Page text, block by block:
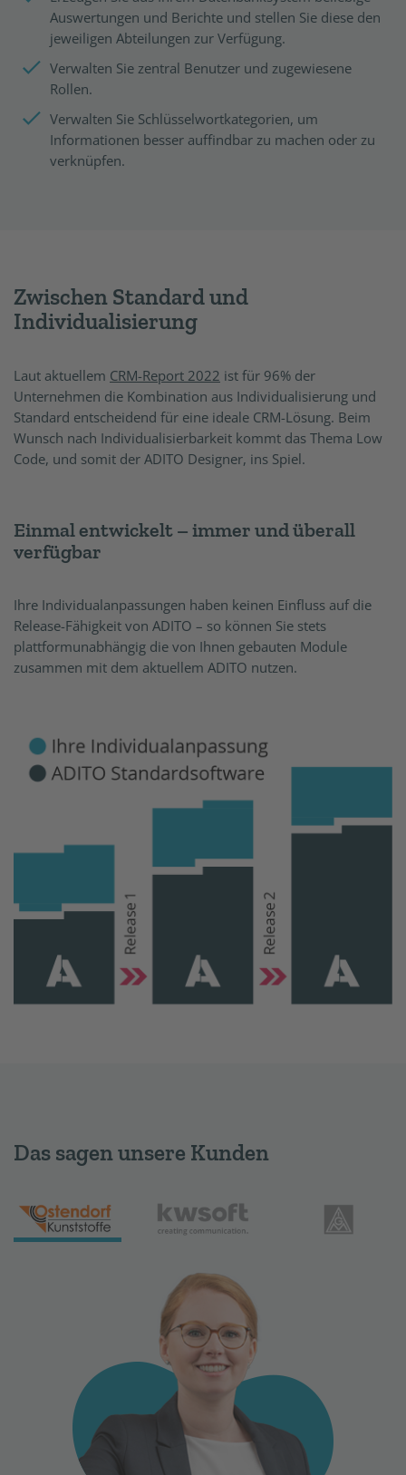
Auswertungen und Berichte und stellen Sie diese den
jeweiligen Abteilungen zur Verfügung.
Verwalten Sie zentral Benutzer und zugewiesene
Rollen.
Verwalten Sie Schlüsselwortkategorien, um
Informationen besser auffindbar zu machen oder zu
verknüpfen.
Zwischen Standard und
Individualisierung
Laut aktuellem CRM-Report 2022 ist für 96% der
Unternehmen die Kombination aus Individualisierung und
Standard entscheidend für eine ideale CRM-Lösung. Beim
Wunsch nach Individualisierbarkeit kommt das Thema Low
Code, und somit der ADITO Designer, ins Spiel.
Einmal entwickelt – immer und überall
verfügbar
Ihre Individualanpassungen haben keinen Einfluss auf die
Release-Fähigkeit von ADITO – so können Sie stets
plattformunabhängig die von Ihnen gebauten Module
zusammen mit dem aktuellem ADITO nutzen.
Das sagen unsere Kunden